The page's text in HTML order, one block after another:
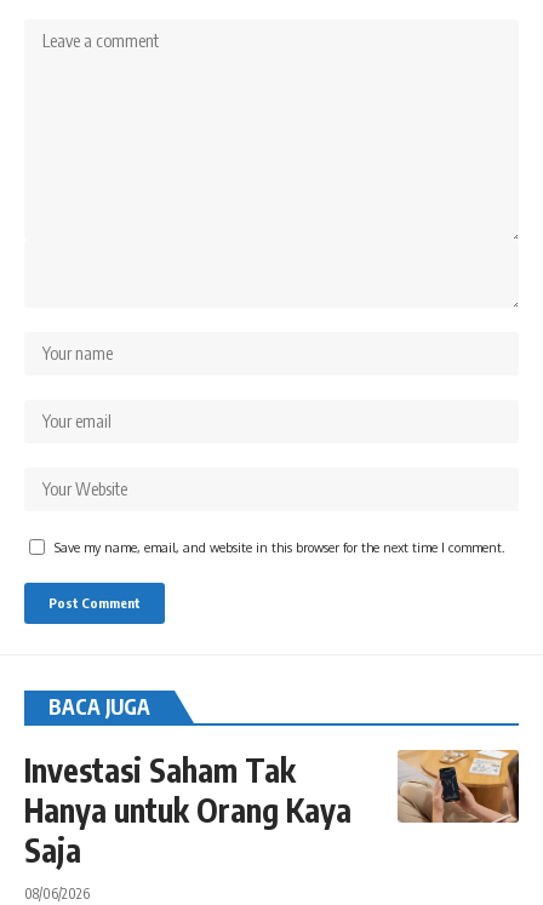
Save my name, email, and website in this browser for the next time I comment.
BACA JUGA
Investasi Saham Tak
Hanya untuk Orang Kaya
Saja
08/06/2026